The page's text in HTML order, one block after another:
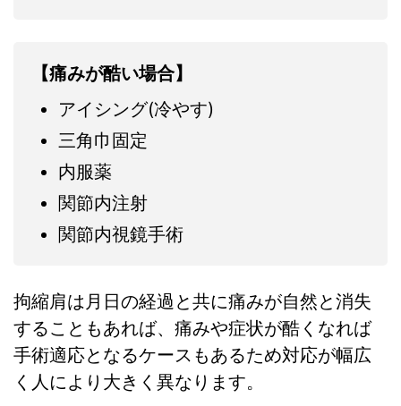
【痛みが酷い場合】
アイシング(冷やす)
三角巾固定
内服薬
関節内注射
関節内視鏡手術
拘縮肩は月日の経過と共に痛みが自然と消失
することもあれば、痛みや症状が酷くなれば
手術適応となるケースもあるため対応が幅広
く人により大きく異なります。